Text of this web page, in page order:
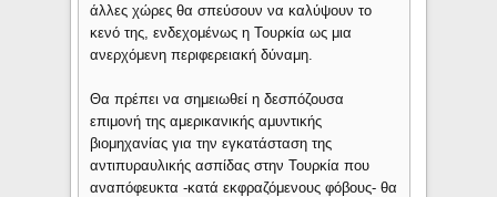
άλλες χώρες θα σπεύσουν να καλύψουν το
κενό της, ενδεχομένως η Τουρκία ως μια
ανερχόμενη περιφερειακή δύναμη.
Θα πρέπει να σημειωθεί η δεσπόζουσα
επιμονή της αμερικανικής αμυντικής
βιομηχανίας για την εγκατάσταση της
αντιπυραυλικής ασπίδας στην Τουρκία που
αναπόφευκτα -κατά εκφραζόμενους φόβους- θα